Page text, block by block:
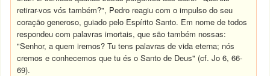
retirar-vos vós também?", Pedro reagiu com o impulso do seu
coração generoso, guiado pelo Espírito Santo. Em nome de todos
respondeu com palavras imortais, que são também nossas:
"Senhor, a quem iremos? Tu tens palavras de vida eterna; nós
cremos e conhecemos que tu és o Santo de Deus" (cf. Jo 6, 66-
69).